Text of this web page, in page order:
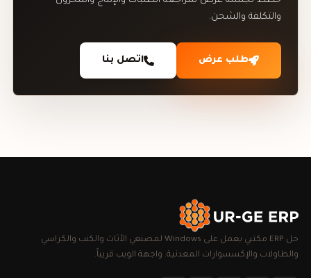
والتكلفة والشحن.
طلب عرض اتصل بنا
حل ERP مكتبي يعمل على Windows لمصنعي الأثاث والكنب والكراسي
والطاولات والإكسسوارات المعدنية. واجهة الويب قريباً.